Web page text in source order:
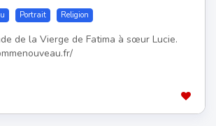
Portrait Religion
de la Vierge de Fatima à sœur Lucie.